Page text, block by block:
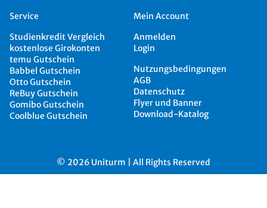
Service
Studienkredit Vergleich
kostenlose Girokonten
temu Gutschein
Babbel Gutschein
Otto Gutschein
ReBuy Gutschein
Gomibo Gutschein
Coolblue Gutschein
Mein Account
Anmelden
Login
Nutzungsbedingungen
AGB
Datenschutz
Flyer und Banner
Download-Katalog
© 2026 Uniturm | All Rights Reserved